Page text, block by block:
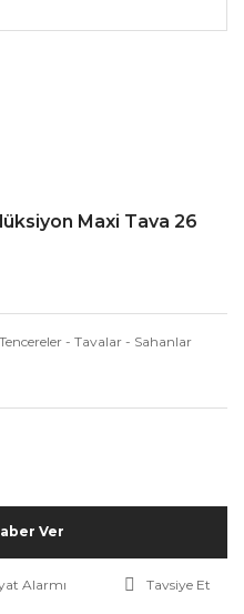
Maxi Tava 26
- Tavalar - Sahanlar
Ver
Alarmı
Tavsiye Et